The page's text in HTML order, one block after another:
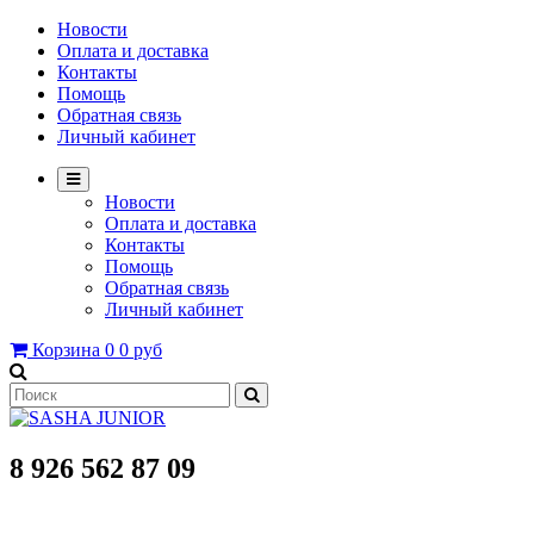
Новости
Оплата и доставка
Контакты
Помощь
Обратная связь
Личный кабинет
Новости
Оплата и доставка
Контакты
Помощь
Обратная связь
Личный кабинет
Корзина 0 0 руб
8 926 562 87 09